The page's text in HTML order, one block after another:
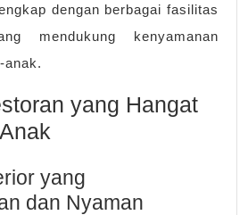
dengan berbagai fasilitas
mendukung kenyamanan
anak.
yang Hangat
yang
dan Nyaman